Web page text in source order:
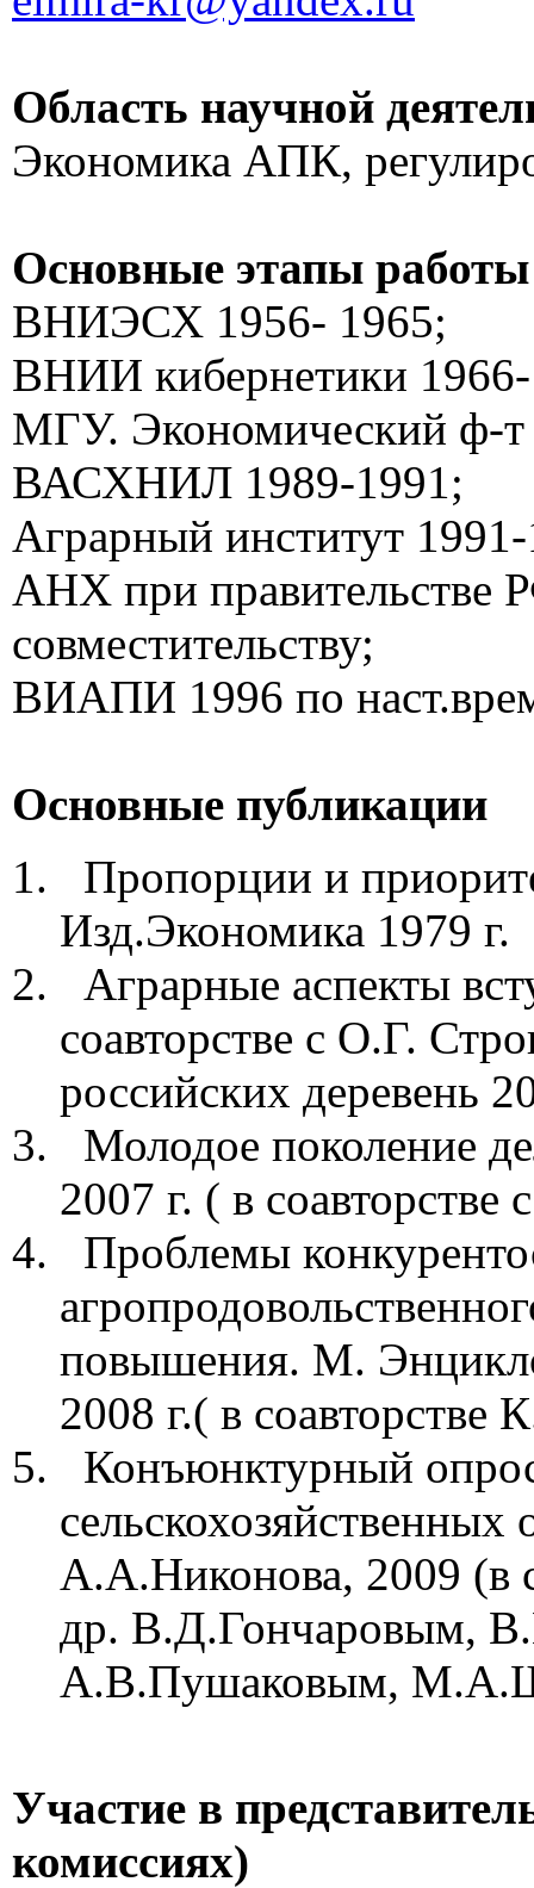
Область научной
Экономика АПК,
Основные этапы работы
ВНИЭСХ 1956- 1965;
ВНИИ кибернетики
МГУ. Экономический ф-т
ВАСХНИЛ 1989-1991;
Аграрный институт
АНХ при правительстве
совместительству;
ВИАПИ 1996 по
Основные публикации
Пропорции и
Изд.Экономика 1979 г.
Аграрные аспекты
соавторстве с О.Г.
российских деревень
Молодое поколение
2007 г. ( в соавторстве
Проблемы
повышения. М.
2008 г.( в соавторстве
Конъюнктурный
А.А.Никонова, 2009 (в
др. В.Д.Гончаровым,
А.В.Пушаковым,
Участие в
комиссиях)